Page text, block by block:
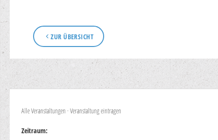
ZUR ÜBERSICHT
Alle Veranstaltungen · Veranstaltung eintragen
Zeitraum: